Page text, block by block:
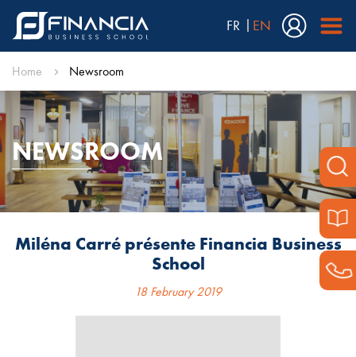
FR EN
Home Newsroom
NEWSROOM
Miléna Carré présente Financia Business
School
18 February 2019